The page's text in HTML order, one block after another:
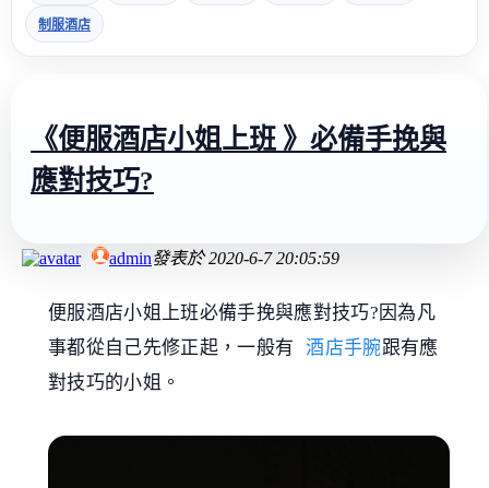
制服酒店
《便服酒店小姐上班 》必備手挽與
應對技巧?
admin發表於2020-6-7 20:05:59
便服酒店小姐上班必備手挽與應對技巧?因為凡
事都從自己先修正起，一般有
酒店手腕跟有應
對技巧的小姐。